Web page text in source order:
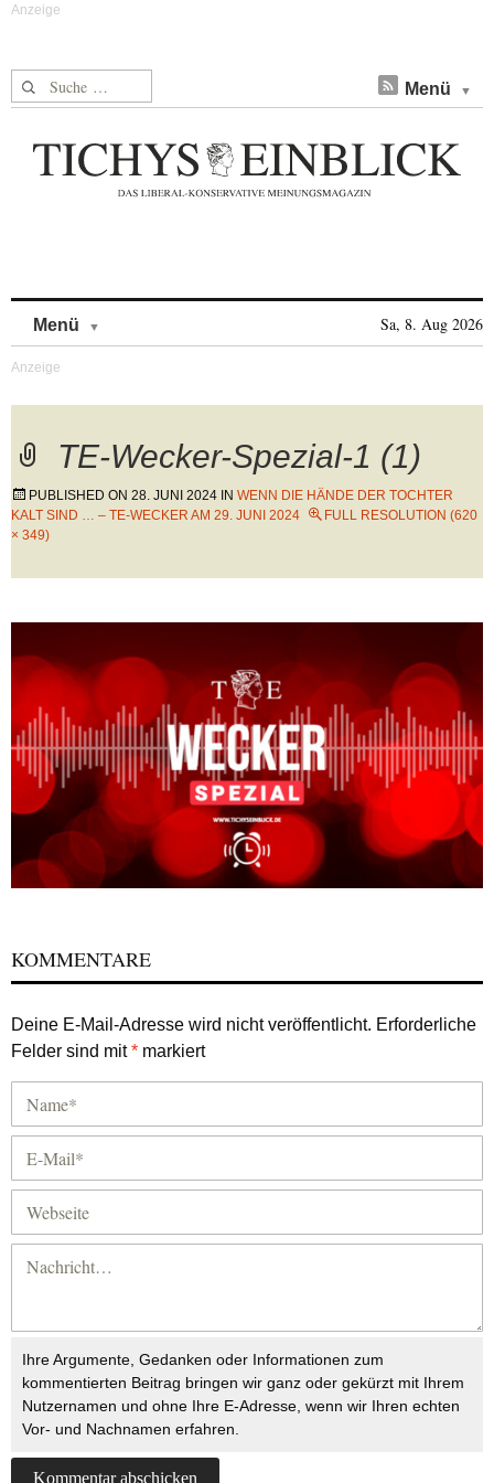
Suche nach: Menü
Menü Sa, 8. Aug 2026
TE-Wecker-Spezial-1 (1)
PUBLISHED ON 28. JUNI 2024 IN WENN DIE HÄNDE DER TOCHTER
KALT SIND … – TE-WECKER AM 29. JUNI 2024
FULL RESOLUTION (620
× 349)
KOMMENTARE
Deine E-Mail-Adresse wird nicht veröffentlicht. Erforderliche
Felder sind mit* markiert
Ihre Argumente, Gedanken oder Informationen zum
kommentierten Beitrag bringen wir ganz oder gekürzt mit Ihrem
Nutzernamen und ohne Ihre E-Adresse, wenn wir Ihren echten
Vor- und Nachnamen erfahren.